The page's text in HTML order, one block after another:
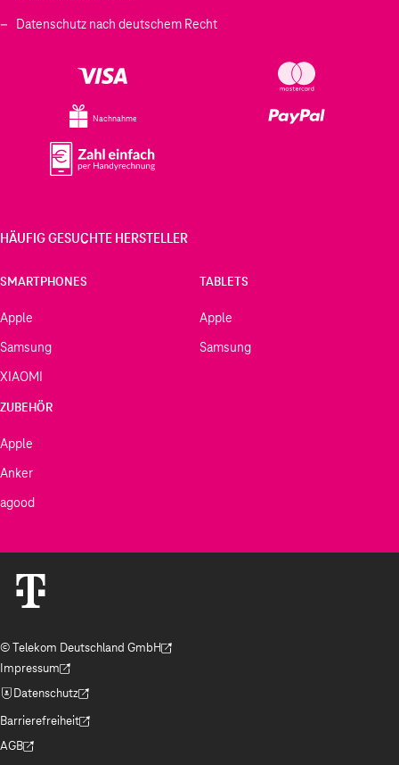
Datenschutz nach deutschem Recht
Nachnahme
HÄUFIG GESUCHTE HERSTELLER
SMARTPHONES
Apple
Samsung
XIAOMI
TABLETS
Apple
Samsung
ZUBEHÖR
Apple
Anker
agood
© Telekom Deutschland GmbH
(Der Link wird in einem neuen Tab geöffnet)
Impressum
(Der Link wird in einem neuen Tab geöffnet)
Datenschutz
(Der Link wird in einem neuen Tab geöffnet)
Barrierefreiheit
(Der Link wird in einem neuen Tab geöffnet)
AGB
(Der Link wird in einem neuen Tab geöffnet)